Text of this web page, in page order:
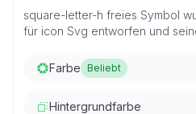
square-letter-h freies Symbol
für icon Svg entworfen und
Farbe Beliebt
Hintergrundfarbe